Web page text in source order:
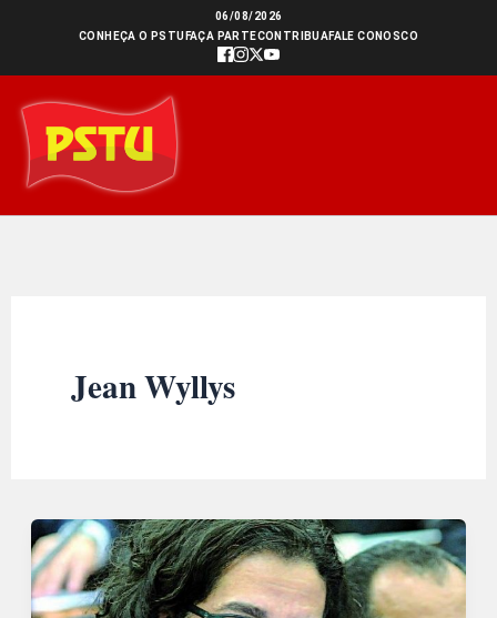
conteúdo
06/08/2026
CONHEÇA O PSTU FAÇA PARTECONTRIBUAFALE CONOSCO
Jean Wyllys